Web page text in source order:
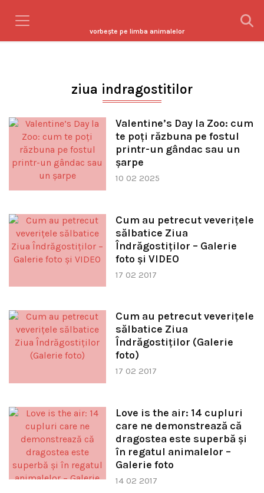
vorbeşte pe limba animalelor
ziua indragostitilor
Valentine’s Day la Zoo: cum
te poți răzbuna pe fostul
printr-un gândac sau un
șarpe
10 02 2025
Cum au petrecut veveriţele
sălbatice Ziua
Îndrăgostiţilor – Galerie
foto şi VIDEO
17 02 2017
Cum au petrecut veveriţele
sălbatice Ziua
Îndrăgostiţilor (Galerie
foto)
17 02 2017
Love is the air: 14 cupluri
care ne demonstrează că
dragostea este superbă şi
în regatul animalelor –
Galerie foto
14 02 2017